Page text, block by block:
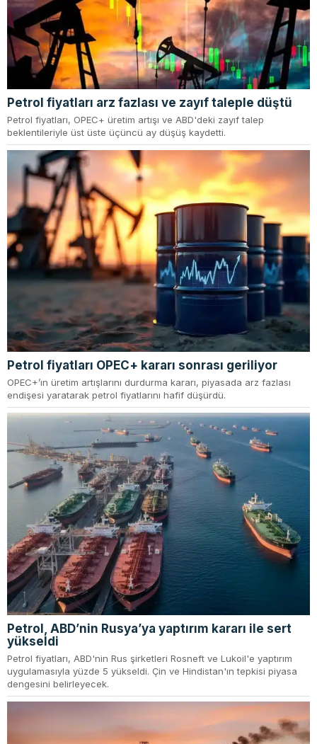
Petrol fiyatları arz fazlası ve zayıf taleple düştü
Petrol fiyatları, OPEC+ üretim artışı ve ABD'deki zayıf talep
beklentileriyle üst üste üçüncü ay düşüş kaydetti.
Petrol fiyatları OPEC+ kararı sonrası geriliyor
OPEC+’ın üretim artışlarını durdurma kararı, piyasada arz fazlası
endişesi yaratarak petrol fiyatlarını hafif düşürdü.
Petrol, ABD’nin Rusya’ya yaptırım kararı ile sert
yükseldi
Petrol fiyatları, ABD'nin Rus şirketleri Rosneft ve Lukoil'e yaptırım
uygulamasıyla yüzde 5 yükseldi. Çin ve Hindistan'ın tepkisi piyasa
dengesini belirleyecek.